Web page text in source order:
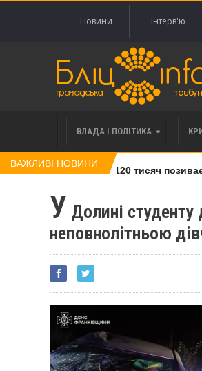
Новини Інтерв'ю
ВЛАДА І ПОЛІТИКА
ВАЖЛИВІ НОВИНИ
права вимоги за 120 тисяч
У Долині
неповнолітньою